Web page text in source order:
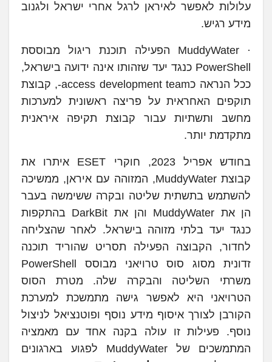
עלולות לאפשר לאיראן לרגל אחרי ישראל ולגנוב
מידע רגיש.
· MuddyWater הפעילה תוכנת ריגול מבוססת
PowerShell כנגד יעד שזהותו אינה ידועה בישראל,
ככל הנראה כaccess development team-, קבוצת
תוקפים האחראית על פריצה ראשונית למערכות
מחשב ותשתיות עבור קבוצת תקיפה איראנית
מתקדמת יותר.
בחודש אפריל 2023, חוקרי ESET איתרו את
קבוצת MuddyWater, המזוהה עם איראן, ממשיכה
להשתמש בתשתית שליטה ובקרה ששימשה בעבר
הן את MuddyWater והן את DarkBit בהתקפות
כנגד יעד בלתי מזוהה בישראל. לאחר שהצליחה
לחדור, הקבוצה הפעילה תסריט שהוריד תוכנה
זדונית מסוג סוס טרויאני מבוסס PowerShell
משרתי השליטה והבקרה שלה. מטרת הסוס
הטרויאני היא לאפשר גישה מתמשכת למערכת
הקורבן לצורך איסוף מידע נוסף ופוטנציאל לניצול
נוסף. פעילות זו עולה בקנה אחד עם מאמציה
המתמשכים של MuddyWater לפגוע בארגונים